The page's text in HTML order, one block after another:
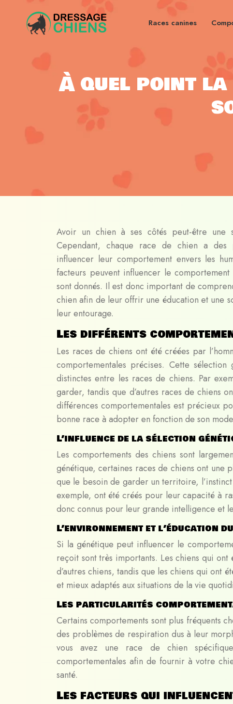
Races canines
À quel point la
Avoir un chien à ses côtés peut-être une
Cependant, chaque race de chien a des
influencer leur comportement envers les
facteurs peuvent influencer le
sont donnés. Il est donc important de
chien afin de leur offrir une éducation et une
leur entourage.
Les différents
Les races de chiens ont été créées par
comportementales précises. Cette
distinctes entre les races de chiens. Par
garder, tandis que d’autres races de chiens
différences comportementales est précieux
bonne race à adopter en fonction de son
L’influence de la sélection
Les comportements des chiens sont
génétique, certaines races de chiens ont une
que le besoin de garder un territoire,
exemple, ont été créés pour leur capacité à
donc connus pour leur grande intelligence et
L’environnement et l’éducation
Si la génétique peut influencer le
reçoit sont très importants. Les chiens qui ont
d’autres chiens, tandis que les chiens qui ont
et mieux adaptés aux situations de la vie
Les particularités
Certains comportements sont plus fréquents
des problèmes de respiration dus à leur
vous avez une race de chien
comportementales afin de fournir à votre
santé.
Les facteurs qui